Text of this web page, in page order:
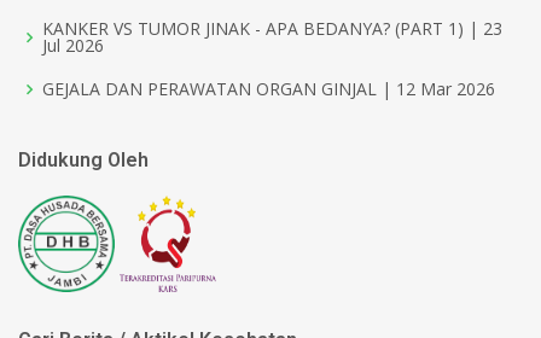
KANKER VS TUMOR JINAK - APA BEDANYA? (PART 1) | 23
Jul 2026
GEJALA DAN PERAWATAN ORGAN GINJAL | 12 Mar 2026
Didukung Oleh